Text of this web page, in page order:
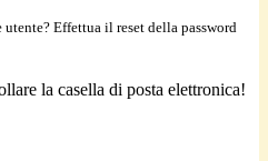
Effettua il reset della password
la casella di posta elettronica!